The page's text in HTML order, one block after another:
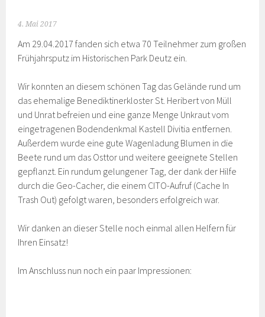
4. Mai 2017
Am 29.04.2017 fanden sich etwa 70 Teilnehmer zum großen
Frühjahrsputz im Historischen Park Deutz ein.
Wir konnten an diesem schönen Tag das Gelände rund um
das ehemalige Benediktinerkloster St. Heribert von Müll
und Unrat befreien und eine ganze Menge Unkraut vom
eingetragenen Bodendenkmal Kastell Divitia entfernen.
Außerdem wurde eine gute Wagenladung Blumen in die
Beete rund um das Osttor und weitere geeignete Stellen
gepflanzt. Ein rundum gelungener Tag, der dank der Hilfe
durch die Geo-Cacher, die einem CITO-Aufruf (Cache In
Trash Out) gefolgt waren, besonders erfolgreich war.
Wir danken an dieser Stelle noch einmal allen Helfern für
Ihren Einsatz!
Im Anschluss nun noch ein paar Impressionen: